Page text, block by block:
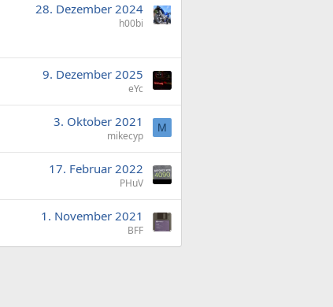
28. Dezember 2024
h00bi
9. Dezember 2025
eYc
3. Oktober 2021
mikecyp
M
17. Februar 2022
PHuV
1. November 2021
BFF